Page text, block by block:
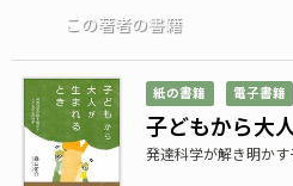
この著者の書籍
紙の書籍 電子書籍
子どもから大
発達科学が解き明か